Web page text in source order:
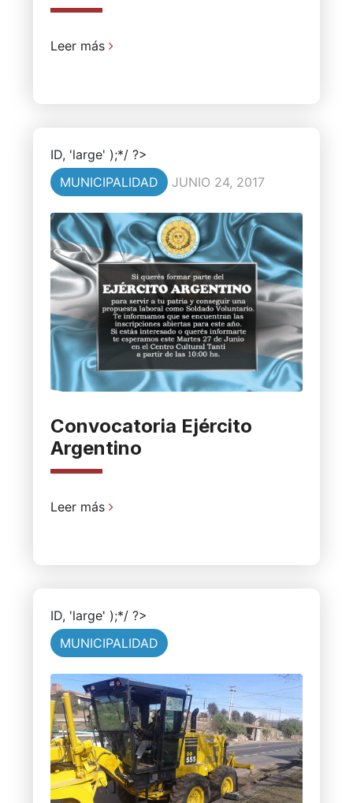
Leer más
ID, 'large' );*/ ?>
MUNICIPALIDAD
JUNIO 24, 2017
Convocatoria Ejército
Argentino
Leer más
ID, 'large' );*/ ?>
MUNICIPALIDAD